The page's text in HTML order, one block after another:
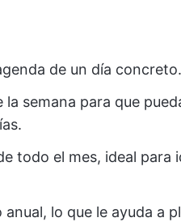
de un día concreto.
semana para que
todo el mes, ideal para
lo que le ayuda a